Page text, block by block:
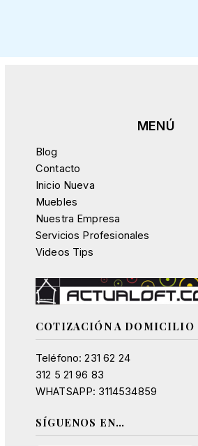
Blog
Contacto
Inicio Nueva
Muebles
Nuestra Empresa
Servicios Profesionales
Videos Tips
COTIZACIÓN A DOMICILIO
Teléfono: 231 62 24
312 5 21 96 83
WHATSAPP: 3114534859
SÍGUENOS EN…